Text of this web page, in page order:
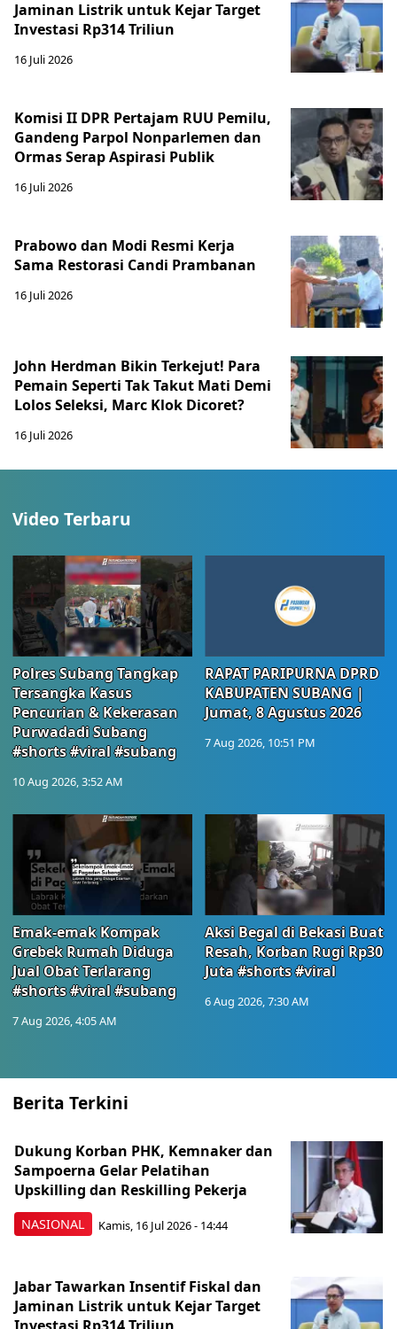
Jaminan Listrik untuk Kejar Target
Investasi Rp314 Triliun
16 Juli 2026
Komisi II DPR Pertajam RUU Pemilu,
Gandeng Parpol Nonparlemen dan
Ormas Serap Aspirasi Publik
16 Juli 2026
Prabowo dan Modi Resmi Kerja
Sama Restorasi Candi Prambanan
16 Juli 2026
John Herdman Bikin Terkejut! Para
Pemain Seperti Tak Takut Mati Demi
Lolos Seleksi, Marc Klok Dicoret?
16 Juli 2026
Video Terbaru
Polres Subang Tangkap
Tersangka Kasus
Pencurian & Kekerasan
Purwadadi Subang
#shorts #viral #subang
10 Aug 2026, 3:52 AM
RAPAT PARIPURNA DPRD
KABUPATEN SUBANG |
Jumat, 8 Agustus 2026
7 Aug 2026, 10:51 PM
Emak-emak Kompak
Grebek Rumah Diduga
Jual Obat Terlarang
#shorts #viral #subang
7 Aug 2026, 4:05 AM
Aksi Begal di Bekasi Buat
Resah, Korban Rugi Rp30
Juta #shorts #viral
6 Aug 2026, 7:30 AM
Berita Terkini
NASIONAL
Dukung Korban PHK, Kemnaker dan
Sampoerna Gelar Pelatihan
Upskilling dan Reskilling Pekerja
Kamis, 16 Jul 2026 - 14:44
Jabar Tawarkan Insentif Fiskal dan
Jaminan Listrik untuk Kejar Target